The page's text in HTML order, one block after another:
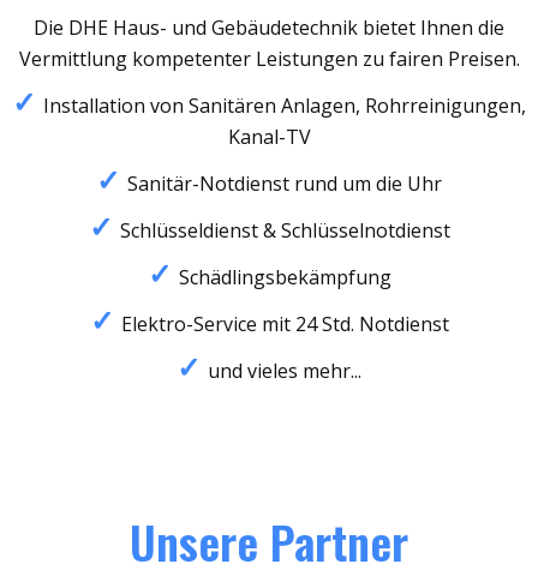
Die DHE Haus- und Gebäudetechnik bietet Ihnen die
Vermittlung kompetenter Leistungen zu fairen Preisen.
Installation von Sanitären Anlagen, Rohrreinigungen,
Kanal-TV
Sanitär-Notdienst rund um die Uhr
Schlüsseldienst & Schlüsselnotdienst
Schädlingsbekämpfung
Elektro-Service mit 24 Std. Notdienst
und vieles mehr...
Unsere Partner